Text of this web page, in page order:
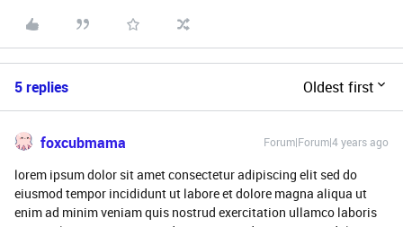
5 replies Oldest first
foxcubmama Forum|Forum|4 years ago
lorem ipsum dolor sit amet consectetur adipiscing elit sed do
eiusmod tempor incididunt ut labore et dolore magna aliqua ut
enim ad minim veniam quis nostrud exercitation ullamco laboris